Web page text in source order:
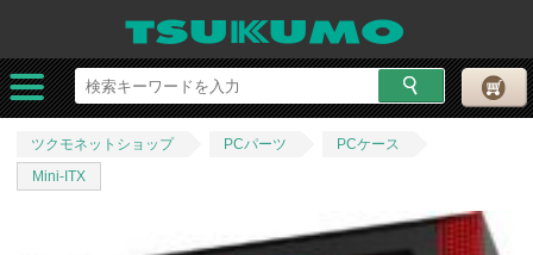
ツクモネットショップ PCパーツ
PCケース
Mini-ITX